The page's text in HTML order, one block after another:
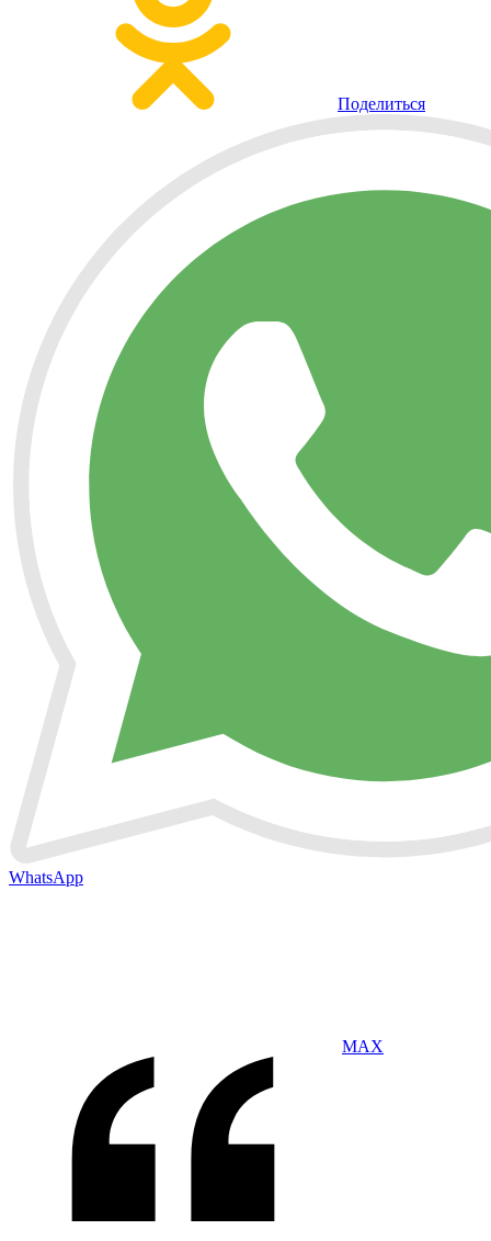
Поделиться
WhatsApp
MAX